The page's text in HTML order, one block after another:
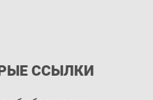
ССЫЛКИ